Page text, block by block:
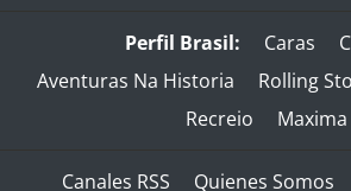
Perfil Brasil: Caras
Aventuras Na Historia
Rolling
Recreio
Maxima
Canales RSS Quienes Somos